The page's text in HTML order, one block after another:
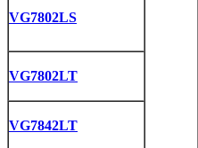
VG7802LS
VG7802LT
VG7842LT